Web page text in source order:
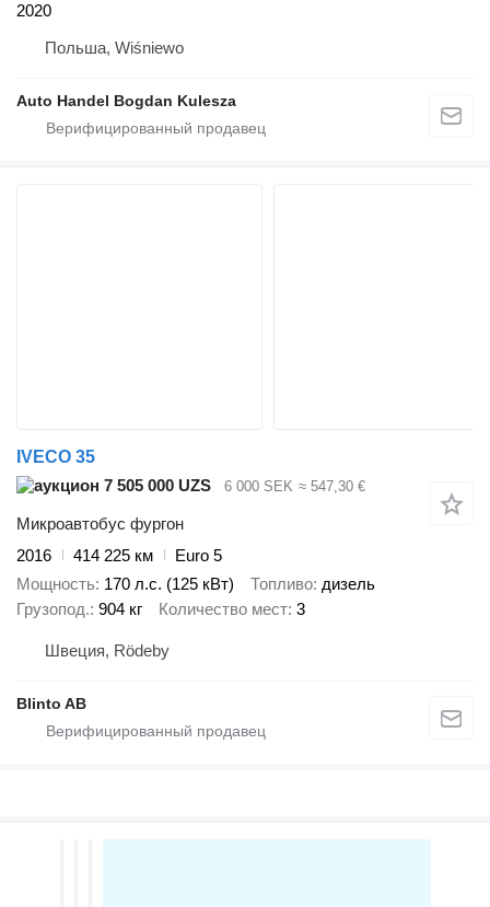
2020
Польша, Wiśniewo
Auto Handel Bogdan Kulesza
IVECO 35
7 505 000 UZS
6 000 SEK ≈ 547,30 €
Микроавтобус фургон
2016
414 225 км
Euro 5
Мощность 170 л.с. (125 кВт) Топливо дизель
Грузопод. 904 кг Количество мест 3
Швеция, Rödeby
Blinto AB